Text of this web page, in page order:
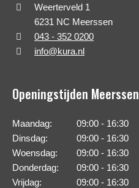
Weerterveld 1
6231 NC Meerssen
043 - 352 0200
info@kura.nl
Openingstijden Meerssen
Maandag:
09:00 - 16:30
Dinsdag:
09:00 - 16:30
Woensdag:
09:00 - 16:30
Donderdag:
09:00 - 16:30
Vrijdag:
09:00 - 16:30